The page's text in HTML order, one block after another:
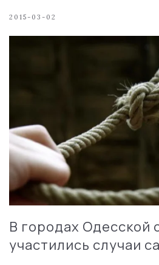
2015-03-02
В городах Одесской
участились случаи